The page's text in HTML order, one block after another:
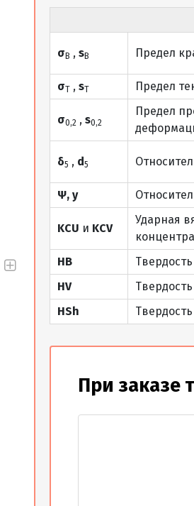
σВ ,sВ Предел
σТ ,sТ Предел
σ0,2 ,s0,2
Предел
δ5 , d5
Ψ, y
KCU и KCV
Ударная
HB
HV
HSh
При заказе